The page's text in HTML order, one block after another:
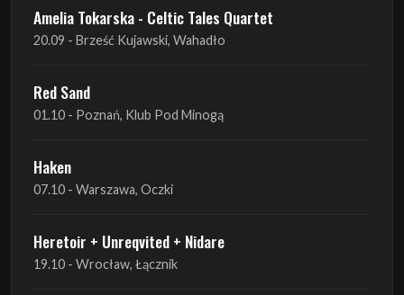
Amelia Tokarska - Celtic Tales Quartet
20.09 - Brześć Kujawski, Wahadło
Red Sand
01.10 - Poznań, Klub Pod Minogą
Haken
07.10 - Warszawa, Oczki
Heretoir + Unreqvited + Nidare
19.10 - Wrocław, Łącznik